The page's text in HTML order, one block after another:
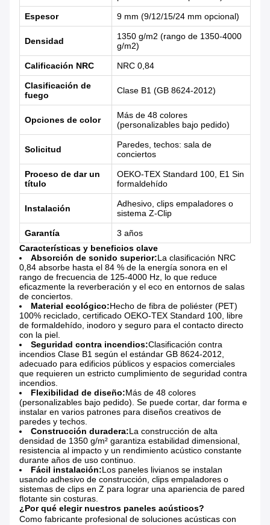
Espesor 9 mm (9/12/15/24 mm opcional)
Densidad
1350 g/m2 (rango de 1350-4000
g/m2)
Calificación NRC NRC 0,84
Clasificación de
fuego
Clase B1 (GB 8624-2012)
Opciones de color
Más de 48 colores
(personalizables bajo pedido)
Solicitud
Paredes, techos: sala de
conciertos
Proceso de dar un
título
OEKO-TEX Standard 100, E1 Sin
formaldehído
Instalación
Adhesivo, clips empaladores o
sistema Z-Clip
Garantía
3 años
Características y beneficios clave
Absorción de sonido superior:La clasificación NRC
0,84 absorbe hasta el 84 % de la energía sonora en el
rango de frecuencia de 125-4000 Hz, lo que reduce
eficazmente la reverberación y el eco en entornos de salas
de conciertos.
Material ecológico:Hecho de fibra de poliéster (PET)
100% reciclado, certificado OEKO-TEX Standard 100, libre
de formaldehído, inodoro y seguro para el contacto directo
con la piel.
Seguridad contra incendios:Clasificación contra
incendios Clase B1 según el estándar GB 8624-2012,
adecuado para edificios públicos y espacios comerciales
que requieren un estricto cumplimiento de seguridad contra
incendios.
Flexibilidad de diseño:Más de 48 colores
(personalizables bajo pedido). Se puede cortar, dar forma e
instalar en varios patrones para diseños creativos de
paredes y techos.
Construcción duradera:La construcción de alta
densidad de 1350 g/m² garantiza estabilidad dimensional,
resistencia al impacto y un rendimiento acústico constante
durante años de uso continuo.
Fácil instalación:Los paneles livianos se instalan
usando adhesivo de construcción, clips empaladores o
sistemas de clips en Z para lograr una apariencia de pared
flotante sin costuras.
¿Por qué elegir nuestros paneles acústicos?
Como fabricante profesional de soluciones acústicas con